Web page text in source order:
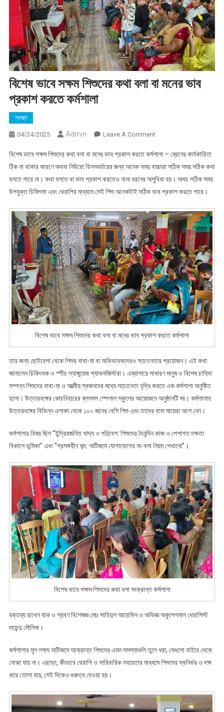
বিশেষ ভাবে সক্ষম শিশুদের কথা বলা বা মনের ভাব
প্রকাশ কর‍তে কর্মশালা
স্বাস্থ্য
04/24/2025 Admin Leave A CommentOn
ভাবে
সক্ষম
শিশুদের
কথা
বা
মনের
ভাব
প্রকাশ
কর‍তে
কর্মশালা
বিশেষ ভাবে সক্ষম শিশুদের কথা বলা বা মনের ভাব প্রকাশ কর‍তে কর্মশালা – ব্রেনের কার্যকারিতা
ঠিক না থাকার কারণে অথবা নিউরো ডিসঅর্ডারের জন্য অনেক সময় বাচ্চারা সঠিক সময় সঠিক কথা
বলতে পারে না। কথা বলতে বা ভাব প্রকাশ করতেও নানা ধরনের অসুবিধা হয়। অথচ সঠিক সময়
উপযুক্ত চিকিৎসা এবং থেরাপির মাধ্যমে সেই শিশু অনেকটাই সঠিক ভাব প্রকাশ করতে পারে।
বিশেষ ভাবে সক্ষম শিশুদের কথা বলা বা মনের ভাব প্রকাশ কর‍তে কর্মশালা
তার জন্য ছোটবেলা থেকে শিশুর বাবা-মা বা অভিভাবকদেরও সচেতনতার প্রয়োজন। এই কথা
জানালেন চিকিৎসক ও স্পীচ ল্যাঙ্গুয়েজ প্যাথলজিস্টরা। এব্যাপারে সাধারণ মানুষ ও বিশেষ চাহিদা
সম্পন্ন শিশুদের বাবা-মা ও আত্মীয় স্বজনদের মধ্যে সচেতনতা বৃদ্ধি করতে এক কর্মশালা অনুষ্ঠিত
হলো। উত্তরবঙ্গের কোচবিহারের ব্লসমস স্পেশাল স্কুলের আয়োজনে অনুষ্ঠানটি হ্য়। কর্মশালায়
উত্তরবঙ্গের বিভিন্ন এলাকা থেকে ১০০ জনের বেশি শিশু এবং তাদের বাবা মায়েরা অংশ নেন।
কর্মশালার বিষয় ছিল “ইন্দ্রিয়জনিত খাদ্য ও পরিবেশ: শিশুদের দৈনন্দিন কাজ ও পেশাগত দক্ষতা
বিকাশে ভূমিকা” এবং “প্রসঙ্গহীন শব্দ: অটিজমে যোগাযোগের না-বলা নিয়ম শেখানো”।
বিশেষ ভাবে সক্ষম শিশুদের কথা বলা সংক্রান্ত কর্মশালা
বক্তব্য রাখেন বাক ও শ্রবণ বিশেষজ্ঞ মোঃ সাহিদুল আরেফিন ও অভিজ্ঞ অকুপেশনাল থেরাপিস্ট
শুভেন্দু মৌলিক।
কর্মশালার মূল লক্ষ্য অটিজমে আক্রান্ত শিশুদের এমন সমস্যাগুলি তুলে ধরা, যেগুলো বাইরে থেকে
বোঝা যায় না। এছাড়া, কীভাবে থেরাপি ও পারিবারিক সহায়তার মাধ্যমে শিশুদের স্বনির্ভর ও দক্ষ
করে তোলা যায়, সেই দিকেও গুরুত্ব দেওয়া হয়।